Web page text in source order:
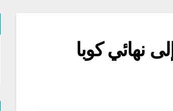
نهائي كوبا